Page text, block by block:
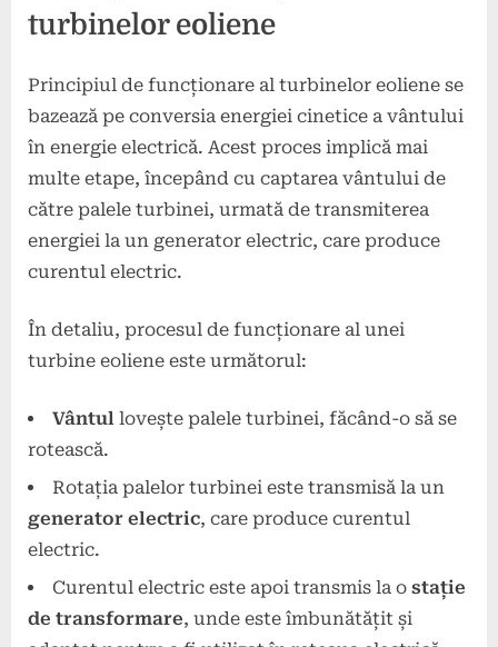
turbinelor eoliene
Principiul de funcționare al turbinelor eoliene se
bazează pe conversia energiei cinetice a vântului
în energie electrică. Acest proces implică mai
multe etape, începând cu captarea vântului de
către palele turbinei, urmată de transmiterea
energiei la un generator electric, care produce
curentul electric.
În detaliu, procesul de funcționare al unei
turbine eoliene este următorul:
Vântul lovește palele turbinei, făcând-o să se
rotească.
Rotația palelor turbinei este transmisă la un
generator electric, care produce curentul
electric.
Curentul electric este apoi transmis la o stație
de transformare, unde este îmbunătățit și